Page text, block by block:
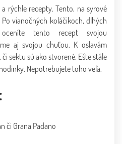
rýchle recepty. Tento, na syrové
vianočných koláčikoch, dlhých
tento recept svojou
aj svojou chuťou. K oslavám
sektu sú ako stvorené. Ešte stále
Nepotrebujete toho veľa.
či Grana Padano